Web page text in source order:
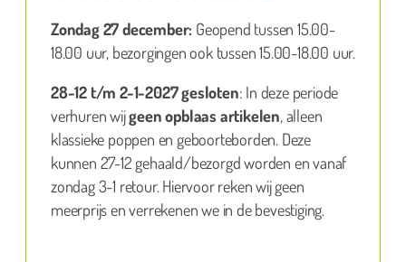
Zondag 27 december: Geopend tussen 15.00-
18.00 uur, bezorgingen ook tussen 15.00-18.00 uur.
28-12 t/m 2-1-2027 gesloten: In deze periode
verhuren wijgeen opblaas artikelen, alleen
klassieke poppen en geboorteborden. Deze
kunnen 27-12 gehaald/bezorgd worden en vanaf
zondag 3-1 retour. Hiervoor reken wij geen
meerprijs en verrekenen we in de bevestiging.